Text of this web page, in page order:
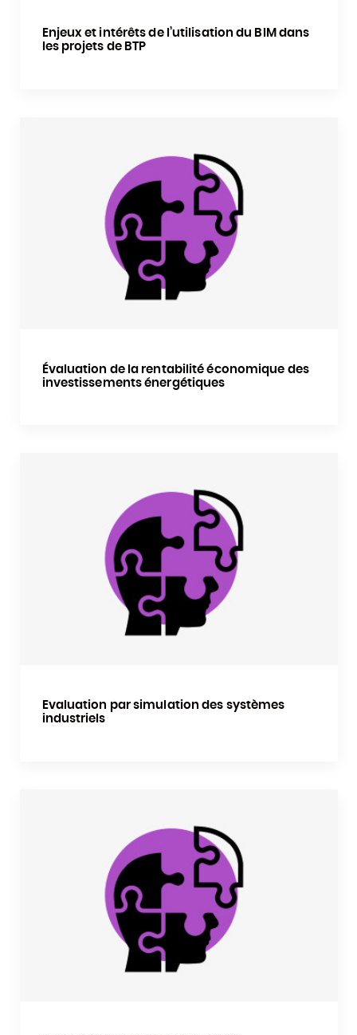
Enjeux et intérêts de l’utilisation du BIM dans
les projets de BTP
Évaluation de la rentabilité économique des
investissements énergétiques
Evaluation par simulation des systèmes
industriels